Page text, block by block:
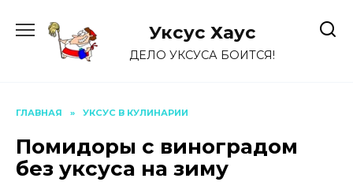
содержанию
Уксус Хауc
ДЕЛО УКСУСА БОИТСЯ!
ГЛАВНАЯ » УКСУС В КУЛИНАРИИ
Помидоры с виноградом
без уксуса на зиму